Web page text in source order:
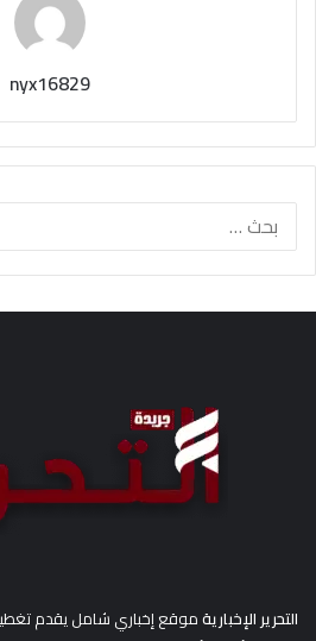
nyx16829
التحرير الإخباريةموقع إخباري شامل يقدم